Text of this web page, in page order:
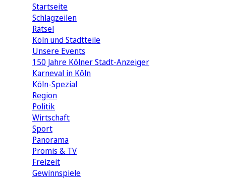
Startseite
Schlagzeilen
Rätsel
Köln und Stadtteile
Unsere Events
150 Jahre Kölner Stadt-Anzeiger
Karneval in Köln
Köln-Spezial
Region
Politik
Wirtschaft
Sport
Panorama
Promis & TV
Freizeit
Gewinnspiele